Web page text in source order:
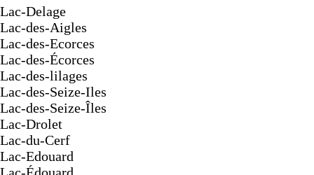
Lac-Delage
Lac-des-Aigles
Lac-des-Ecorces
Lac-des-Écorces
Lac-des-lilages
Lac-des-Seize-Iles
Lac-des-Seize-Îles
Lac-Drolet
Lac-du-Cerf
Lac-Edouard